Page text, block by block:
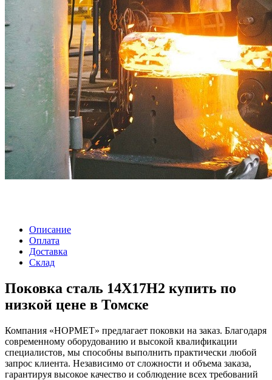
Описание
Оплата
Доставка
Склад
Поковка сталь 14Х17Н2 купить по
низкой цене в Томске
Компания «НОРМЕТ» предлагает поковки на заказ. Благодаря
современному оборудованию и высокой квалификации
специалистов, мы способны выполнить практически любой
запрос клиента. Независимо от сложности и объема заказа,
гарантируя высокое качество и соблюдение всех требований